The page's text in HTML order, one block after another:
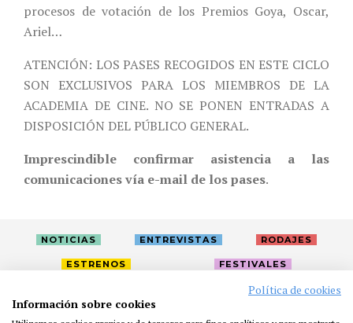
procesos de votación de los Premios Goya, Oscar,
Ariel…
ATENCIÓN: LOS PASES RECOGIDOS EN ESTE CICLO
SON EXCLUSIVOS PARA LOS MIEMBROS DE LA
ACADEMIA DE CINE. NO SE PONEN ENTRADAS A
DISPOSICIÓN DEL PÚBLICO GENERAL.
Imprescindible confirmar asistencia a las
comunicaciones vía e-mail de los pases.
NOTICIAS ENTREVISTAS RODAJES
ESTRENOS FESTIVALES
Política de cookies
Información sobre cookies